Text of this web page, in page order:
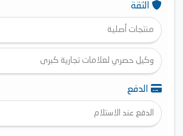
الثقة
منتجات أصلية
وكيل حصري لعلامات تجارية كبرى
الدفع
الدفع عند الاستلام